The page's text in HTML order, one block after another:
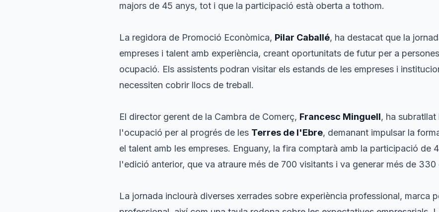
majors de 45 anys, tot i que la participació està oberta a tothom.
La regidora de Promoció Econòmica, Pilar Caballé, ha destacat que la
empreses i talent amb experiència, creant oportunitats de futur per a
ocupació. Els assistents podran visitar els estands de les empreses i
necessiten cobrir llocs de treball.
El director gerent de la Cambra de Comerç, Francesc Minguell, ha
l'ocupació per al progrés de les Terres de l'Ebre, demanant impulsar la
el talent amb les empreses. Enguany, la fira comptarà amb la participació de
l'edició anterior, que va atraure més de 700 visitants i va generar més de
La jornada inclourà diverses xerrades sobre experiència professional, marca